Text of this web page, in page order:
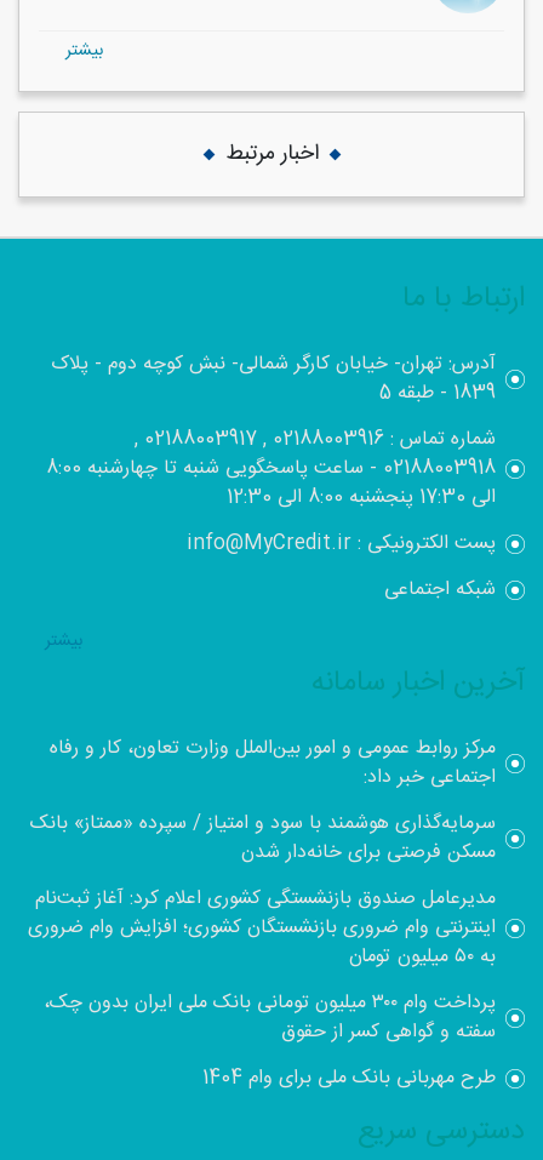
بيشتر
اخبار مرتبط
ارتباط با ما
آدرس: تهران- خیابان کارگر شمالی- نبش کوچه دوم - پلاک
1839 - طبقه 5
شماره تماس : 02188003916 , 02188003917 ,
02188003918 - ساعت پاسخگویی شنبه تا چهارشنبه 8:00
الی 17:30 پنجشنبه 8:00 الی 12:30
پست الکترونیکی : info@MyCredit.ir
شبکه اجتماعی
بيشتر
آخرین اخبار سامانه
مرکز روابط عمومی و امور بین‌الملل وزارت تعاون، کار و رفاه
اجتماعی خبر داد:
سرمایه‌گذاری هوشمند با سود و امتیاز / سپرده «ممتاز» بانک
مسکن فرصتی برای خانه‌دار شدن
مدیرعامل صندوق بازنشستگی کشوری اعلام کرد: آغاز ثبت‌نام
اینترنتی وام ضروری بازنشستگان کشوری؛ افزایش وام ضروری
به ۵۰ میلیون تومان
پرداخت وام ۳۰۰ میلیون تومانی بانک ملی ایران بدون چک،
سفته و گواهی کسر از حقوق
طرح مهربانی بانک ملی برای وام 1404
دسترسی سریع